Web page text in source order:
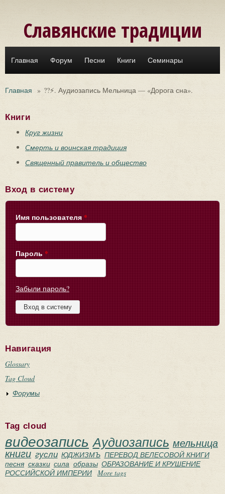
Славянские традиции
Главная Форум Песни Книги Семинары
Главная » ??⚡. Аудиозапись Мельница — «Дорога сна».
Книги
Круг жизни
Смерть и воинская традиция
Священный правитель и общество
Вход в систему
Имя пользователя *
Пароль *
Забыли пароль?
Навигация
Glossary
Tag Cloud
Форумы
Tag cloud
видеозапись Аудиозапись мельница
книги гусли ЮДЖИЗМЪ ПЕРЕВОД ВЕЛЕСОВОЙ КНИГИ
песня сказки сила образы ОБРАЗОВАНИЕ И КРУШЕНИЕ
РОССИЙСКОЙ ИМПЕРИИ More tags